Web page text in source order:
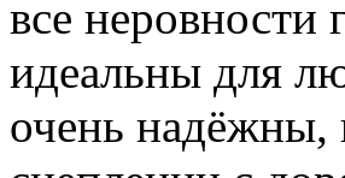
все неровности
идеальны для
очень надёжны,